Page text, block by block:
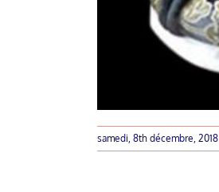
samedi, 8th décembre, 2018